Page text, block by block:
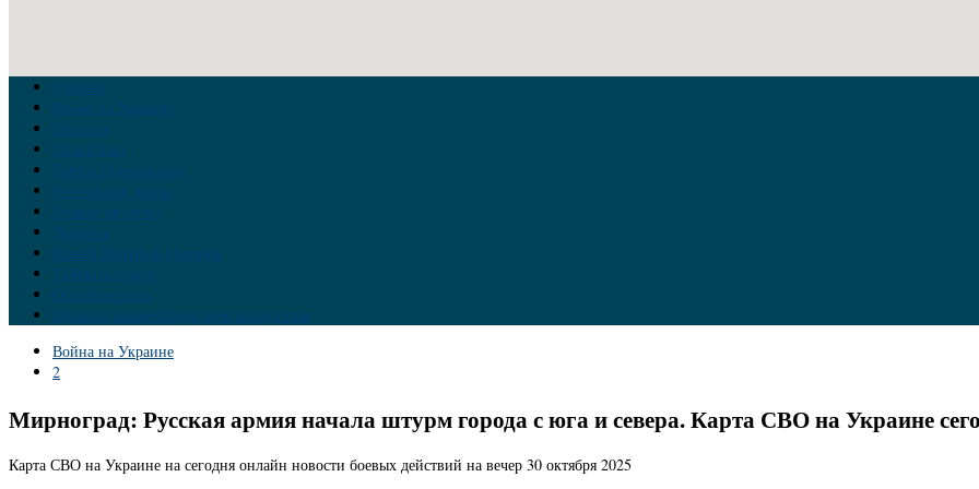
Главная
Война на Украине
Новости
Аналитика
Тайны Геополитики
Российские элиты
Теория заговора
Украина
Новый Мировой Порядок
Тайны истории
Обратная связь
Правила комментирования материалов
Война на Украине
2
Мирноград: Русская армия начала штурм города с юга и севера. Карта СВО на Украине
Карта СВО на Украине на сегодня онлайн новости боевых действий на вечер 30 октября 2025